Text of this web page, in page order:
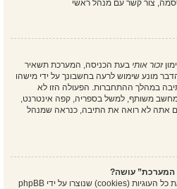
צור קשר עם מנהל ראשי
זכור אותי בעת הכניסה, המערכת תשאיר
מונע שימוש לרעה בחשבונך על ידי מישהו
במהלך ההתחברות. הפעולה הזו לא
משותף, למשל בספריה, קפה אינטרנט,
אתה לא רואה את התיבה, כנראה שמנהל
המערכת” עושה?
"מחק את כל עוגיות המערכת" מוחק את כל העוגיות (cookies) שנוצרו על ידי phpBB